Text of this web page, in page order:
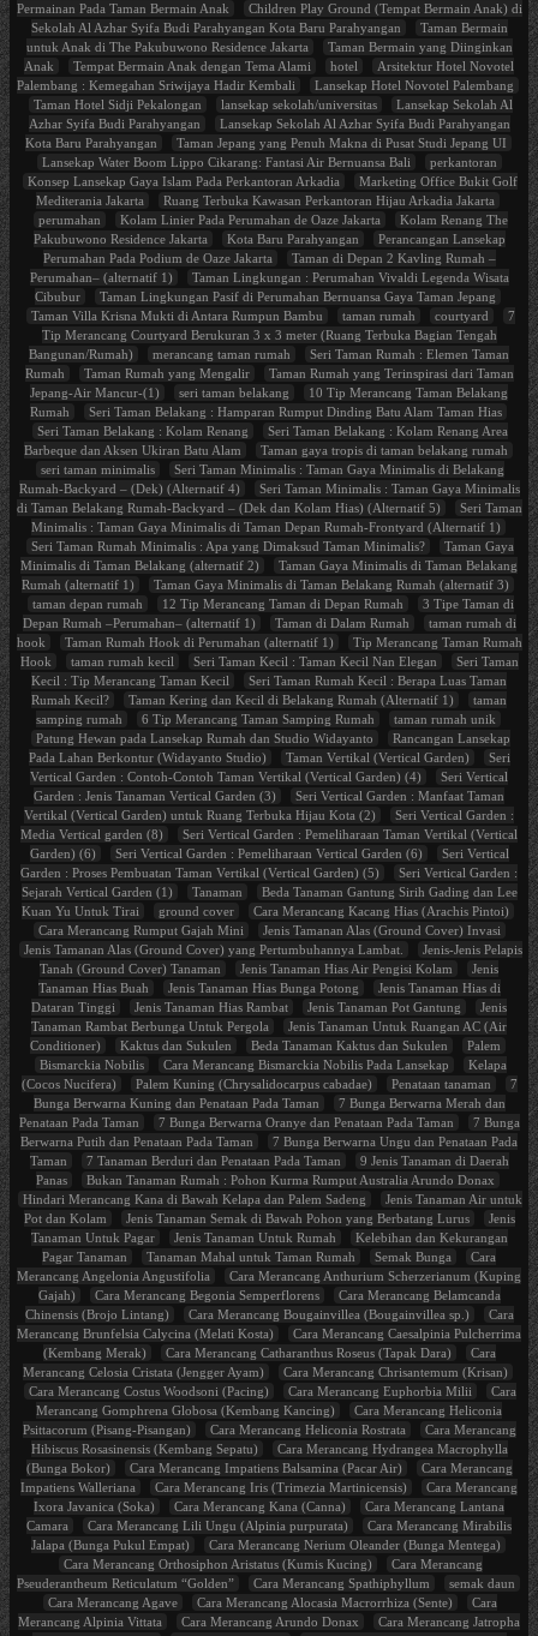
Permainan Pada Taman Bermain Anak
Children Play Ground (Tempat Bermain Anak) di
Sekolah Al Azhar Syifa Budi Parahyangan Kota Baru Parahyangan
Taman Bermain
untuk Anak di The Pakubuwono Residence Jakarta
Taman Bermain yang Diinginkan
Anak
Tempat Bermain Anak dengan Tema Alami hotel
Arsitektur Hotel Novotel
Palembang : Kemegahan Sriwijaya Hadir Kembali
Lansekap Hotel Novotel Palembang
Taman Hotel Sidji Pekalongan
lansekap sekolah/universitas
Lansekap Sekolah Al
Azhar Syifa Budi Parahyangan
Lansekap Sekolah Al Azhar Syifa Budi Parahyangan
Kota Baru Parahyangan
Taman Jepang yang Penuh Makna di Pusat Studi Jepang UI
Lansekap Water Boom Lippo Cikarang: Fantasi Air Bernuansa Bali
perkantoran
Konsep Lansekap Gaya Islam Pada Perkantoran Arkadia
Marketing Office Bukit Golf
Mediterania Jakarta
Ruang Terbuka Kawasan Perkantoran Hijau Arkadia Jakarta
perumahan
Kolam Linier Pada Perumahan de Oaze Jakarta
Kolam Renang The
Pakubuwono Residence Jakarta
Kota Baru Parahyangan
Perancangan Lansekap
Perumahan Pada Podium de Oaze Jakarta
Taman di Depan 2 Kavling Rumah –
Perumahan– (alternatif 1)
Taman Lingkungan : Perumahan Vivaldi Legenda Wisata
Cibubur
Taman Lingkungan Pasif di Perumahan Bernuansa Gaya Taman Jepang
Taman Villa Krisna Mukti di Antara Rumpun Bambu
taman rumah courtyard
7
Tip Merancang Courtyard Berukuran 3 x 3 meter (Ruang Terbuka Bagian Tengah
Bangunan/Rumah)
merancang taman rumah
Seri Taman Rumah : Elemen Taman
Rumah
Taman Rumah yang Mengalir
Taman Rumah yang Terinspirasi dari Taman
Jepang-Air Mancur-(1)
seri taman belakang
10 Tip Merancang Taman Belakang
Rumah
Seri Taman Belakang : Hamparan Rumput Dinding Batu Alam Taman Hias
Seri Taman Belakang : Kolam Renang
Seri Taman Belakang : Kolam Renang Area
Barbeque dan Aksen Ukiran Batu Alam
Taman gaya tropis di taman belakang rumah
seri taman minimalis
Seri Taman Minimalis : Taman Gaya Minimalis di Belakang
Rumah-Backyard – (Dek) (Alternatif 4)
Seri Taman Minimalis : Taman Gaya Minimalis
di Taman Belakang Rumah-Backyard – (Dek dan Kolam Hias) (Alternatif 5)
Seri Taman
Minimalis : Taman Gaya Minimalis di Taman Depan Rumah-Frontyard (Alternatif 1)
Seri Taman Rumah Minimalis : Apa yang Dimaksud Taman Minimalis?
Taman Gaya
Minimalis di Taman Belakang (alternatif 2)
Taman Gaya Minimalis di Taman Belakang
Rumah (alternatif 1)
Taman Gaya Minimalis di Taman Belakang Rumah (alternatif 3)
taman depan rumah
12 Tip Merancang Taman di Depan Rumah
3 Tipe Taman di
Depan Rumah –Perumahan– (alternatif 1)
Taman di Dalam Rumah
taman rumah di
hook
Taman Rumah Hook di Perumahan (alternatif 1)
Tip Merancang Taman Rumah
Hook
taman rumah kecil Seri Taman Kecil : Taman Kecil Nan Elegan
Seri Taman
Kecil : Tip Merancang Taman Kecil
Seri Taman Rumah Kecil : Berapa Luas Taman
Rumah Kecil?
Taman Kering dan Kecil di Belakang Rumah (Alternatif 1)
taman
samping rumah
6 Tip Merancang Taman Samping Rumah
taman rumah unik
Patung Hewan pada Lansekap Rumah dan Studio Widayanto
Rancangan Lansekap
Pada Lahan Berkontur (Widayanto Studio)
Taman Vertikal (Vertical Garden)
Seri
Vertical Garden : Contoh-Contoh Taman Vertikal (Vertical Garden) (4)
Seri Vertical
Garden : Jenis Tanaman Vertical Garden (3)
Seri Vertical Garden : Manfaat Taman
Vertikal (Vertical Garden) untuk Ruang Terbuka Hijau Kota (2)
Seri Vertical Garden :
Media Vertical garden (8)
Seri Vertical Garden : Pemeliharaan Taman Vertikal (Vertical
Garden) (6)
Seri Vertical Garden : Pemeliharaan Vertical Garden (6)
Seri Vertical
Garden : Proses Pembuatan Taman Vertikal (Vertical Garden) (5)
Seri Vertical Garden :
Sejarah Vertical Garden (1)
Tanaman
Beda Tanaman Gantung Sirih Gading dan Lee
Kuan Yu Untuk Tirai
ground cover
Cara Merancang Kacang Hias (Arachis Pintoi)
Cara Merancang Rumput Gajah Mini
Jenis Tamanan Alas (Ground Cover) Invasi
Jenis Tamanan Alas (Ground Cover) yang Pertumbuhannya Lambat.
Jenis-Jenis Pelapis
Tanah (Ground Cover) Tanaman
Jenis Tanaman Hias Air Pengisi Kolam
Jenis
Tanaman Hias Buah
Jenis Tanaman Hias Bunga Potong
Jenis Tanaman Hias di
Dataran Tinggi
Jenis Tanaman Hias Rambat Jenis Tanaman Pot Gantung
Jenis
Tanaman Rambat Berbunga Untuk Pergola
Jenis Tanaman Untuk Ruangan AC (Air
Conditioner)
Kaktus dan Sukulen Beda Tanaman Kaktus dan Sukulen
Palem
Bismarckia Nobilis
Cara Merancang Bismarckia Nobilis Pada Lansekap
Kelapa
(Cocos Nucifera)
Palem Kuning (Chrysalidocarpus cabadae) Penataan tanaman
7
Bunga Berwarna Kuning dan Penataan Pada Taman
7 Bunga Berwarna Merah dan
Penataan Pada Taman
7 Bunga Berwarna Oranye dan Penataan Pada Taman
7 Bunga
Berwarna Putih dan Penataan Pada Taman
7 Bunga Berwarna Ungu dan Penataan Pada
Taman
7 Tanaman Berduri dan Penataan Pada Taman
9 Jenis Tanaman di Daerah
Panas
Bukan Tanaman Rumah : Pohon Kurma Rumput Australia Arundo Donax
Hindari Merancang Kana di Bawah Kelapa dan Palem Sadeng
Jenis Tanaman Air untuk
Pot dan Kolam
Jenis Tanaman Semak di Bawah Pohon yang Berbatang Lurus
Jenis
Tanaman Untuk Pagar
Jenis Tanaman Untuk Rumah
Kelebihan dan Kekurangan
Pagar Tanaman
Tanaman Mahal untuk Taman Rumah Semak Bunga
Cara
Merancang Angelonia Angustifolia
Cara Merancang Anthurium Scherzerianum (Kuping
Gajah)
Cara Merancang Begonia Semperflorens
Cara Merancang Belamcanda
Chinensis (Brojo Lintang)
Cara Merancang Bougainvillea (Bougainvillea sp.)
Cara
Merancang Brunfelsia Calycina (Melati Kosta)
Cara Merancang Caesalpinia Pulcherrima
(Kembang Merak)
Cara Merancang Catharanthus Roseus (Tapak Dara)
Cara
Merancang Celosia Cristata (Jengger Ayam)
Cara Merancang Chrisantemum (Krisan)
Cara Merancang Costus Woodsoni (Pacing)
Cara Merancang Euphorbia Milii
Cara
Merancang Gomphrena Globosa (Kembang Kancing)
Cara Merancang Heliconia
Psittacorum (Pisang-Pisangan)
Cara Merancang Heliconia Rostrata
Cara Merancang
Hibiscus Rosasinensis (Kembang Sepatu)
Cara Merancang Hydrangea Macrophylla
(Bunga Bokor)
Cara Merancang Impatiens Balsamina (Pacar Air)
Cara Merancang
Impatiens Walleriana
Cara Merancang Iris (Trimezia Martinicensis)
Cara Merancang
Ixora Javanica (Soka)
Cara Merancang Kana (Canna)
Cara Merancang Lantana
Camara
Cara Merancang Lili Ungu (Alpinia purpurata)
Cara Merancang Mirabilis
Jalapa (Bunga Pukul Empat)
Cara Merancang Nerium Oleander (Bunga Mentega)
Cara Merancang Orthosiphon Aristatus (Kumis Kucing)
Cara Merancang
Pseuderantheum Reticulatum “Golden”
Cara Merancang Spathiphyllum
semak daun
Cara Merancang Agave
Cara Merancang Alocasia Macrorrhiza (Sente)
Cara
Merancang Alpinia Vittata
Cara Merancang Arundo Donax
Cara Merancang Jatropha